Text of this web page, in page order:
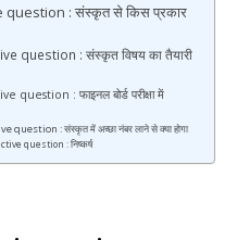
: संस्कृत से किस प्रकार
question : संस्कृत विषय का तैयारी
: फाइनल बोर्ड परीक्षा में
: संस्कृत में अच्छा नंबर लाने से क्या होगा
question : निष्कर्ष